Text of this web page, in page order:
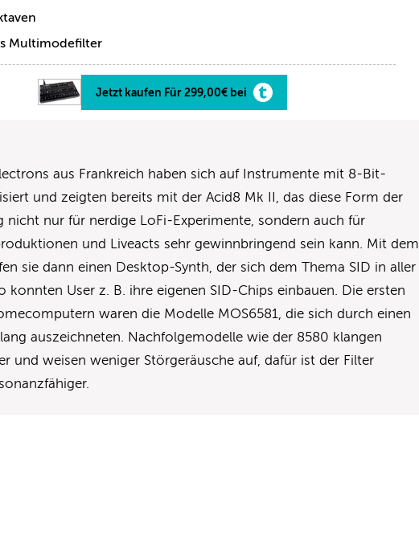
Multimodefilter
Jetzt kaufen Für 299,00€ bei
aus Frankreich haben sich auf Instrumente mit 8-Bit-
und zeigten bereits mit der Acid8 Mk II, das diese Form der
nicht nur für nerdige LoFi-Experimente, sondern auch für
und Liveacts sehr gewinnbringend sein kann. Mit dem
sie dann einen Desktop-Synth, der sich dem Thema SID in aller
konnten User z. B. ihre eigenen SID-Chips einbauen. Die ersten
waren die Modelle MOS6581, die sich durch einen
auszeichneten. Nachfolgemodelle wie der 8580 klangen
und weisen weniger Störgeräusche auf, dafür ist der Filter